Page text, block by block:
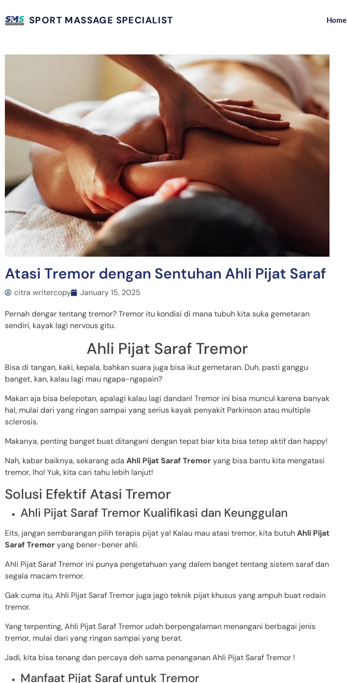
SPORT MASSAGE SPECIALIST Home
Atasi Tremor dengan Sentuhan Ahli Pijat Saraf
citra writercopy January 15, 2025
Pernah dengar tentang tremor? Tremor itu kondisi di mana tubuh kita suka gemetaran
sendiri, kayak lagi nervous gitu.
Ahli Pijat Saraf Tremor
Bisa di tangan, kaki, kepala, bahkan suara juga bisa ikut gemetaran. Duh, pasti ganggu
banget, kan, kalau lagi mau ngapa-ngapain?
Makan aja bisa belepotan, apalagi kalau lagi dandan! Tremor ini bisa muncul karena banyak
hal, mulai dari yang ringan sampai yang serius kayak penyakit Parkinson atau multiple
sclerosis.
Makanya, penting banget buat ditangani dengan tepat biar kita bisa tetep aktif dan happy!
Nah, kabar baiknya, sekarang ada Ahli Pijat Saraf Tremoryang bisa bantu kita mengatasi
tremor, lho! Yuk, kita cari tahu lebih lanjut!
Solusi Efektif Atasi Tremor
Ahli Pijat Saraf Tremor Kualifikasi dan Keunggulan
Eits, jangan sembarangan pilih terapis pijat ya! Kalau mau atasi tremor, kita butuhAhli Pijat
Saraf Tremoryang bener-bener ahli.
Ahli Pijat Saraf Tremor ini punya pengetahuan yang dalem banget tentang sistem saraf dan
segala macam tremor.
Gak cuma itu, Ahli Pijat Saraf Tremor juga jago teknik pijat khusus yang ampuh buat redain
tremor.
Yang terpenting, Ahli Pijat Saraf Tremor udah berpengalaman menangani berbagai jenis
tremor, mulai dari yang ringan sampai yang berat.
Jadi, kita bisa tenang dan percaya deh sama penanganan Ahli Pijat Saraf Tremor !
Manfaat Pijat Saraf untuk Tremor